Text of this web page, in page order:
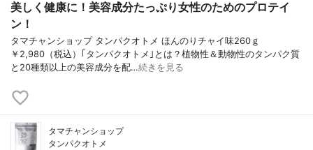
美しく健康に！美容成分たっぷり女性のためのプロテイ
ン！
タマチャンショップ タンパクオトメ ほんのりチャイ味260ｇ
￥2,980（税込）｢タンパクオトメ｣とは？植物性＆動物性のタンパク質
と20種類以上の美容成分を配…続きを見る
タマチャンショップ
タンパクオトメ